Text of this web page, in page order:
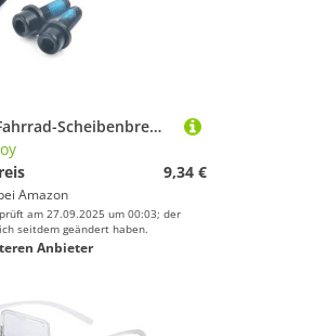
Kalttoy Fahrrad-Scheibenbremsen-Adapter-Set, Radfahrer, Straßenkomponente, flache Montage, Vorderteil
9,34 €
Amazon
am 27.09.2025 um 00:03; der
seitdem geändert haben.
Anbieter